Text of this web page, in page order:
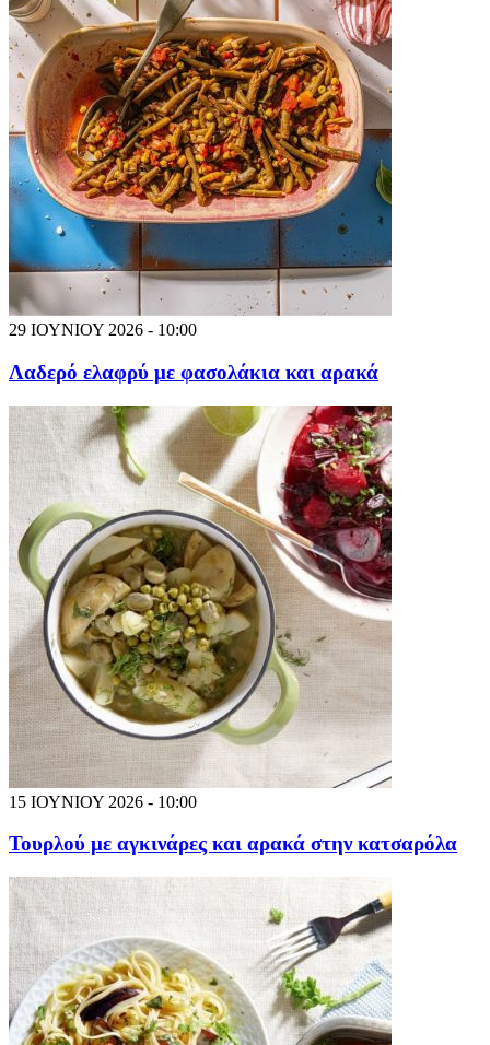
29 ΙΟΥΝΙΟΥ 2026 - 10:00
Λαδερό ελαφρύ με φασολάκια και αρακά
15 ΙΟΥΝΙΟΥ 2026 - 10:00
Τουρλού με αγκινάρες και αρακά στην κατσαρόλα